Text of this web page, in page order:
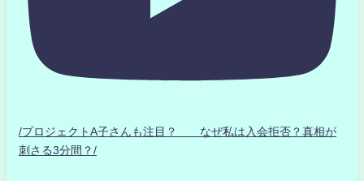
/プロジェクトA子さんも注目？ なぜ私は入会拒否？真相が
刺さる3分間？/